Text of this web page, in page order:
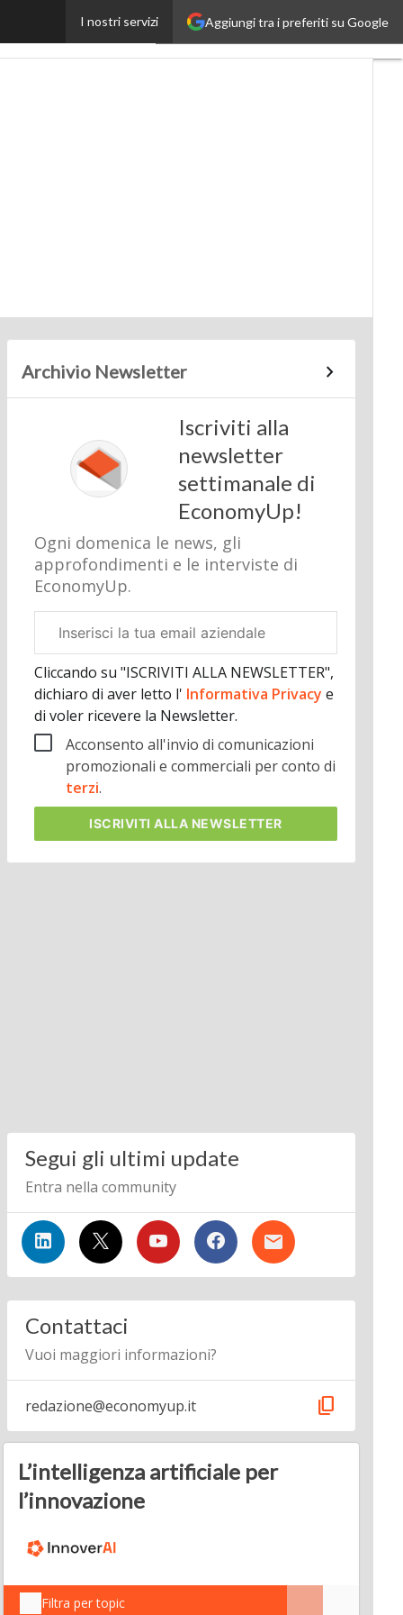
Aggiungi tra i preferiti su Google
I nostri servizi
SmartMobilityUp
Archivio Newsletter
Iscriviti alla
newsletter
settimanale di
EconomyUp!
Ogni domenica le news, gli
approfondimenti e le interviste di
EconomyUp.
aziendale
Cliccando su "ISCRIVITI ALLA NEWSLETTER",
dichiaro di aver letto l' Informativa Privacye
di voler ricevere la Newsletter.
Acconsento all'invio di comunicazioni
promozionali e commerciali per conto di
terzi.
ISCRIVITIALLA NEWSLETTER
Segui gli ultimi update
Entra nella community
Contattaci
Vuoi maggiori informazioni?
redazione@economyup.it content_copy
L’intelligenza artificiale per
l’innovazione
Filtra per topic